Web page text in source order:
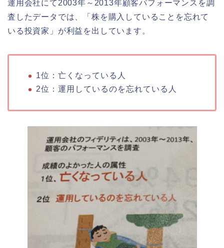
運用会社にて2003年～2013年顧客パフォーマンスを調
査したデータでは、「株を購入していることを忘れて
いる投資家」が利益を出しています。
1位：亡くなっている人
2位：運用しているのを忘れている人